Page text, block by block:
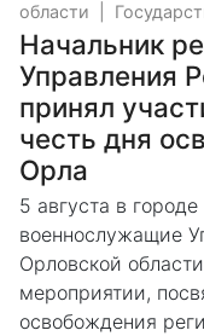
области
Начальник
Управления
принял
честь дня
Орла
5 августа в
военнослужащие
Орловской
мероприятии,
освобождения